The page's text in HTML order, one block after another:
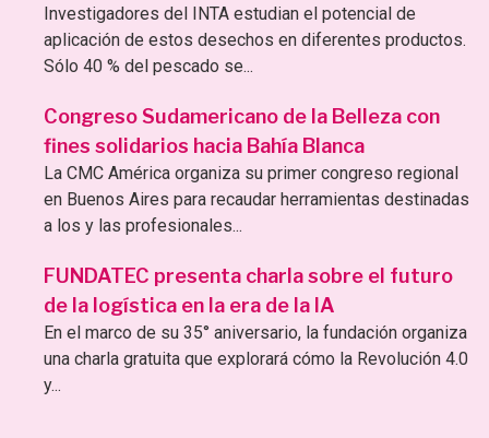
Investigadores del INTA estudian el potencial de
aplicación de estos desechos en diferentes productos.
Sólo 40 % del pescado se...
Congreso Sudamericano de la Belleza con
fines solidarios hacia Bahía Blanca
La CMC América organiza su primer congreso regional
en Buenos Aires para recaudar herramientas destinadas
a los y las profesionales...
FUNDATEC presenta charla sobre el futuro
de la logística en la era de la IA
En el marco de su 35° aniversario, la fundación organiza
una charla gratuita que explorará cómo la Revolución 4.0
y...